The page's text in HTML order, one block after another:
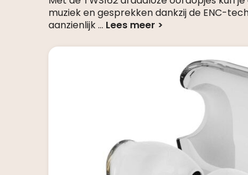
muziek en gesprekken dankzij de ENC-
aanzienlijk...